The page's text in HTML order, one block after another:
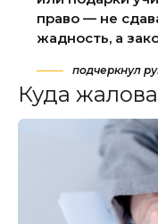
право — не
жадность, а
подчеркнул
Куда